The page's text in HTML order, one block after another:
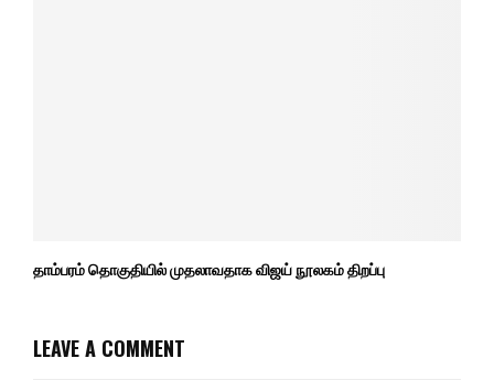
தாம்பரம் தொகுதியில் முதலாவதாக விஜய் நூலகம் திறப்பு
LEAVE A COMMENT